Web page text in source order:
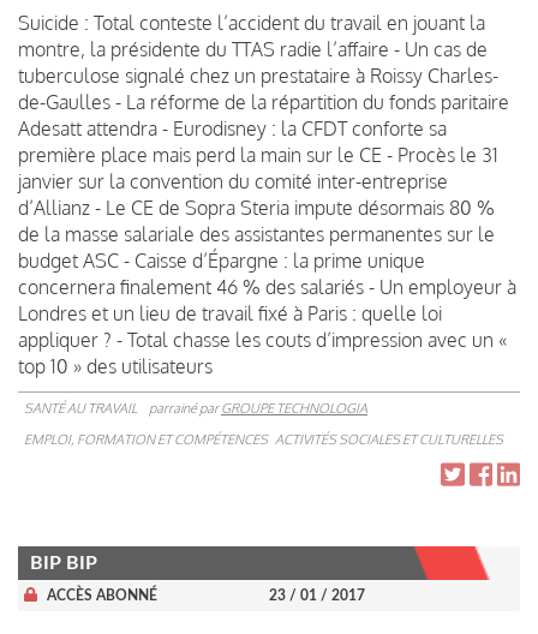
Suicide : Total conteste l’accident du travail en jouant la
montre, la présidente du TTAS radie l’affaire - Un cas de
tuberculose signalé chez un prestataire à Roissy Charles-
de-Gaulles - La réforme de la répartition du fonds paritaire
Adesatt attendra - Eurodisney : la CFDT conforte sa
première place mais perd la main sur le CE - Procès le 31
janvier sur la convention du comité inter-entreprise
d’Allianz - Le CE de Sopra Steria impute désormais 80 %
de la masse salariale des assistantes permanentes sur le
budget ASC - Caisse d’Épargne : la prime unique
concernera finalement 46 % des salariés - Un employeur à
Londres et un lieu de travail fixé à Paris : quelle loi
appliquer ? - Total chasse les couts d’impression avec un «
top 10 » des utilisateurs
SANTÉ AU TRAVAIL parrainé parGROUPE TECHNOLOGIA
EMPLOI, FORMATION ET COMPÉTENCES ACTIVITÉS SOCIALES ET CULTURELLES
BIP BIP
ACCÈS ABONNÉ 23 / 01 / 2017